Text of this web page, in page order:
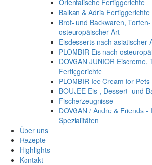
Orientalische Fertiggerichte
Balkan & Adria Fertiggerichte
Brot- und Backwaren,
osteuropäischer Art
Eisdesserts nach asiatischer
PLOMBIR Eis nach
DOVGAN JUNIOR Eiscreme,
Fertiggerichte
PLOMBIR Ice Cream for Pets
BOUJEE Eis-, Dessert- und
Fischerzeugnisse
DOVGAN / Andre & Friends -
Spezialitäten
Über uns
Rezepte
Highlights
Kontakt